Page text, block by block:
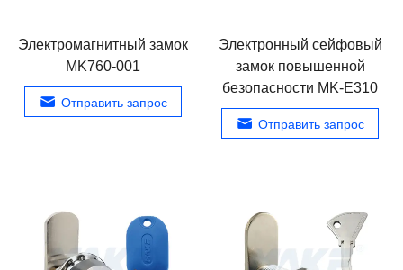
Электромагнитный замок
MK760-001
Отправить запрос
Электронный сейфовый
замок повышенной
безопасности MK-E310
Отправить запрос